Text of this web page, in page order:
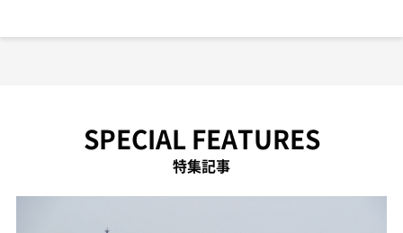
SPECIAL FEATURES
特集記事